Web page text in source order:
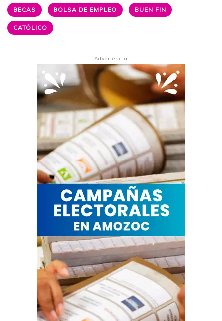
BECAS BOLSA DE EMPLEO BUEN FIN
CATÓLICO
- Advertencia -